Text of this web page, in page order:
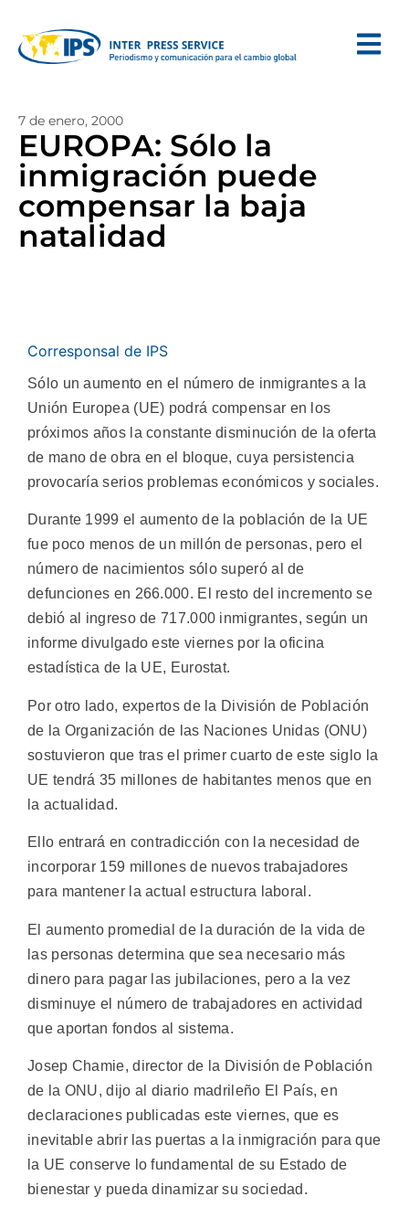
7 de enero, 2000
EUROPA: Sólo la
inmigración puede
compensar la baja
natalidad
Corresponsal de IPS
Sólo un aumento en el número de inmigrantes a la
Unión Europea (UE) podrá compensar en los
próximos años la constante disminución de la oferta
de mano de obra en el bloque, cuya persistencia
provocaría serios problemas económicos y sociales.
Durante 1999 el aumento de la población de la UE
fue poco menos de un millón de personas, pero el
número de nacimientos sólo superó al de
defunciones en 266.000. El resto del incremento se
debió al ingreso de 717.000 inmigrantes, según un
informe divulgado este viernes por la oficina
estadística de la UE, Eurostat.
Por otro lado, expertos de la División de Población
de la Organización de las Naciones Unidas (ONU)
sostuvieron que tras el primer cuarto de este siglo la
UE tendrá 35 millones de habitantes menos que en
la actualidad.
Ello entrará en contradicción con la necesidad de
incorporar 159 millones de nuevos trabajadores
para mantener la actual estructura laboral.
El aumento promedial de la duración de la vida de
las personas determina que sea necesario más
dinero para pagar las jubilaciones, pero a la vez
disminuye el número de trabajadores en actividad
que aportan fondos al sistema.
Josep Chamie, director de la División de Población
de la ONU, dijo al diario madrileño El País, en
declaraciones publicadas este viernes, que es
inevitable abrir las puertas a la inmigración para que
la UE conserve lo fundamental de su Estado de
bienestar y pueda dinamizar su sociedad.